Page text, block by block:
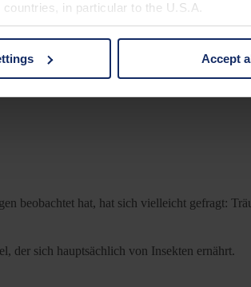
in particular to the U.S.A.
on the "Accept all" button or change your
Accept
beobachtet hat, hat sich vielleicht gefragt:
der sich hauptsächlich von Insekten ernährt.